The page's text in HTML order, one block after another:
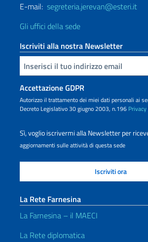
E-mail: segreteria.jerevan@esteri.it
Gli uffici della sede
Iscriviti alla nostra Newsletter
Inserisci la tua email
Accettazione GDPR
Autorizzo il trattamento dei miei dati personali ai
Decreto Legislativo 30 giugno 2003, n.196 Privacy
Sì, voglio iscrivermi alla Newsletter per
aggiornamenti sulle attività di questa sede
La Rete Farnesina
La Farnesina – il MAECI
La Rete diplomatica